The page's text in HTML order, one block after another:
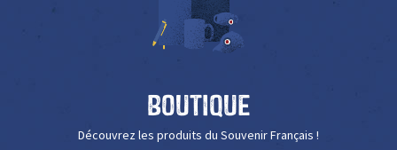
Boutique
Découvrez les produits du Souvenir Français !